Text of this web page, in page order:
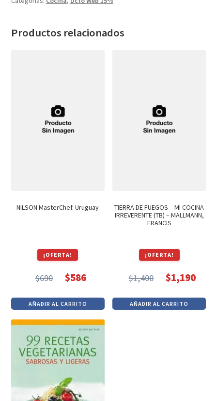
Textos (ver sub cats) (118)
TEXTOS INGLES (49)
Productos relacionados
NILSON MasterChef. Uruguay
¡OFERTA!
$690
precio
original
era:
$690.
$586
precio
actual
es:
$586.
AÑADIR AL CARRITO
TIERRA DE FUEGOS – MI COCINA
IRREVERENTE (TB) – MALLMANN,
FRANCIS
¡OFERTA!
$1,400
precio
original
$1,190
precio
actual
AÑADIR AL CARRITO